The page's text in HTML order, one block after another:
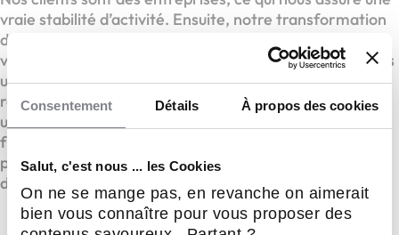
Consentement Détails À propos des cookies
Salut, c'est nous ... les Cookies
On ne se mange pas, en revanche on aimerait
bien vous connaître pour vous proposer des
vraie stabilité d’activité. Ensuite, notre transformation
digitale change complètement la donne. Nous ne
vendons pas seulement des sandwichs : nous apportons
une solution complète à la pause déjeuner. Enfin, notre
réseau est à taille humaine, ce qui nous permet d’avoir
un accompagnement terrain sur mesure pour chaque
franchisé. Nous ne cherchons pas la croissance à tout
prix, mais des partenaires solides pour construire
durablement. »